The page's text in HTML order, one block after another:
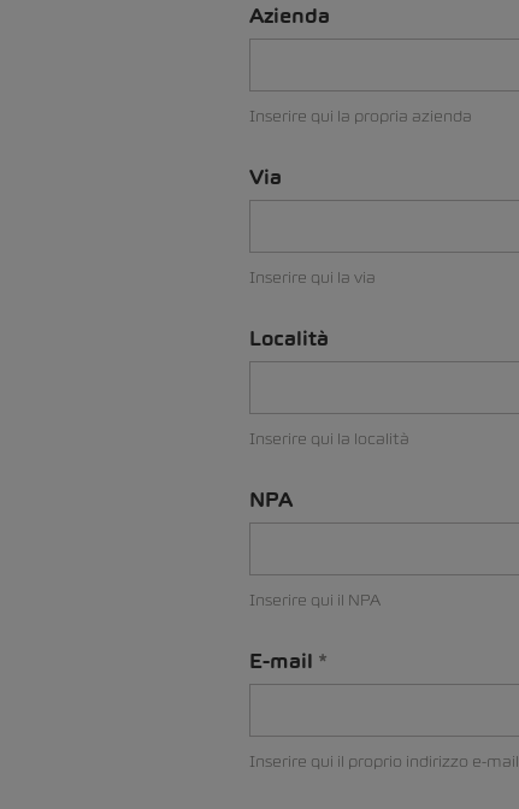
Azienda
Inserire qui la propria azienda
Via
Inserire qui la via
Località
Inserire qui la località
NPA
Inserire qui il NPA
E-mail
Inserire qui il proprio indirizzo e-mail